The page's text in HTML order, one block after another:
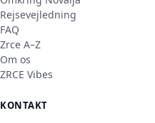
Rejsevejledning
FAQ
Zrce A–Z
Om os
ZRCE Vibes
KONTAKT